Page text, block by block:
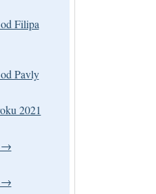
Filipa
Pavly
2021
→
→